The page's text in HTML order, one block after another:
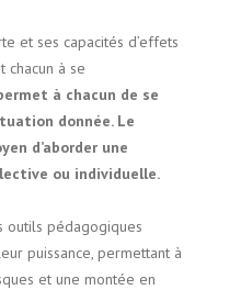
et ses capacités d’effets
à se
à chacun de se
donnée. Le
d’aborder une
ou individuelle.
outils pédagogiques
puissance, permettant à
et une montée en